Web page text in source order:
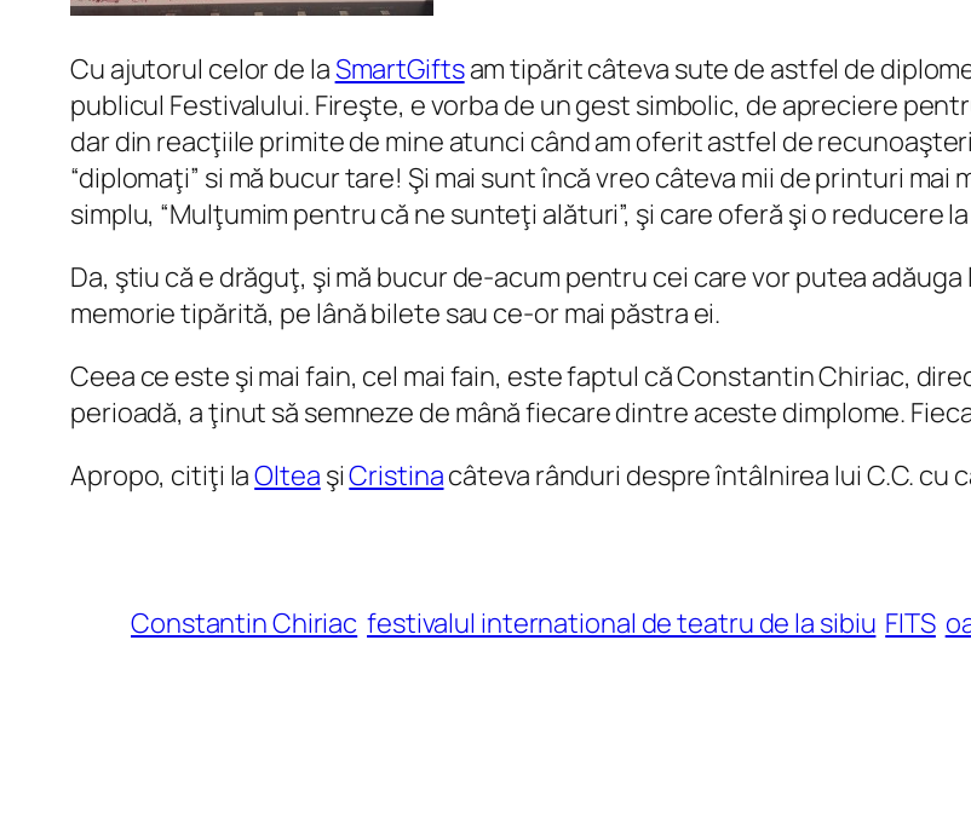
Cu ajutorul celor de laSmartGiftsam tipărit câteva sute de astfel de
publicul Festivalului. Fireşte, e vorba de un gest simbolic, de apreciere
dar din reacţiile primite de mine atunci când am oferit astfel de
“diplomaţi” si mă bucur tare! Şi mai sunt încă vreo câteva mii de printuri
simplu, “Mulţumim pentru că ne sunteţi alături”, şi care oferă şi o reducere
Da, ştiu că e drăguţ, şi mă bucur de-acum pentru cei care vor putea
memorie tipărită, pe lână bilete sau ce-or mai păstra ei.
Ceea ce este şi mai fain, cel mai fain, este faptul că Constantin Chiriac,
perioadă, a ţinut să semneze de mână fiecare dintre aceste dimplome.
Apropo, citiţi laOltea şiCristinacâteva rânduri despre întâlnirea lui C.C. cu
Constantin Chiriac festivalul international de teatru de la sibiu FITS